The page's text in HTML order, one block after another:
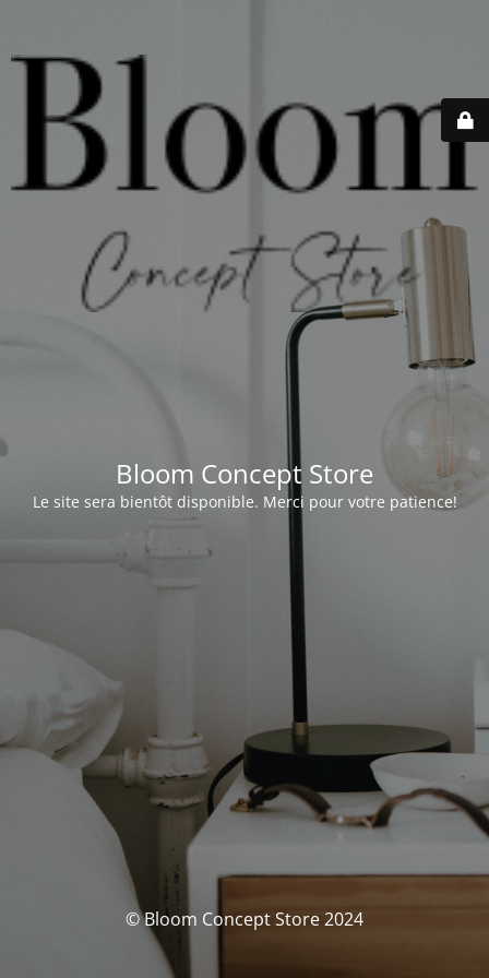
Bloom Concept Store
Le site sera bientôt disponible. Merci pour votre patience!
© Bloom Concept Store 2024